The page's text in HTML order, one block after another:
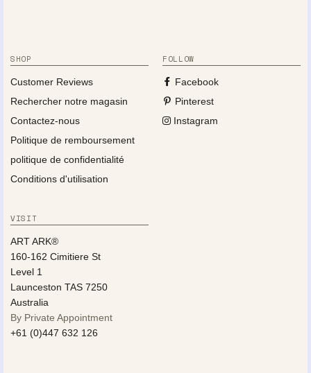
SHOP
Customer Reviews
Rechercher notre magasin
Contactez-nous
Politique de remboursement
politique de confidentialité
Conditions d'utilisation
FOLLOW
Facebook
Pinterest
Instagram
VISIT
ART ARK®
160-162 Cimitiere St
Level 1
Launceston TAS 7250
Australia
By Private Appointment
+61 (0)447 632 126